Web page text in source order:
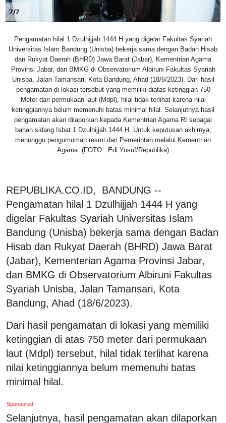
7/7
Pengamatan hilal 1 Dzulhijjah 1444 H yang digelar Fakultas Syariah
Universitas Islam Bandung (Unisba) bekerja sama dengan Badan Hisab
dan Rukyat Daerah (BHRD) Jawa Barat (Jabar), Kementrian Agama
Provinsi Jabar, dan BMKG di Observatorium Albiruni Fakultas Syariah
Unisba, Jalan Tamansari, Kota Bandung, Ahad (18/6/2023). Dari hasil
pengamatan di lokasi tersebut yang memiliki diatas ketinggian 750
Meter dari permukaan laut (Mdpl), hilal tidak terlihat karena nilai
ketinggiannya belum memenuhi batas minimal hilal. Selanjutnya hasil
pengamatan akan dilaporkan kepada Kementrian Agama RI sebagai
bahan sidang Isbat 1 Dzulhijjah 1444 H. Untuk keputusan akhirnya,
menunggu pengumuman resmi dari Pemerintah melalui Kementrian
Agama. (FOTO : Edi Yusuf/Republika)
REPUBLIKA.CO.ID, BANDUNG --
Pengamatan hilal 1 Dzulhijjah 1444 H yang
digelar Fakultas Syariah Universitas Islam
Bandung (Unisba) bekerja sama dengan Badan
Hisab dan Rukyat Daerah (BHRD) Jawa Barat
(Jabar), Kementerian Agama Provinsi Jabar,
dan BMKG di Observatorium Albiruni Fakultas
Syariah Unisba, Jalan Tamansari, Kota
Bandung, Ahad (18/6/2023).
Dari hasil pengamatan di lokasi yang memiliki
ketinggian di atas 750 meter dari permukaan
laut (Mdpl) tersebut, hilal tidak terlihat karena
nilai ketinggiannya belum memenuhi batas
minimal hilal.
Sponsored
Selanjutnya, hasil pengamatan akan dilaporkan